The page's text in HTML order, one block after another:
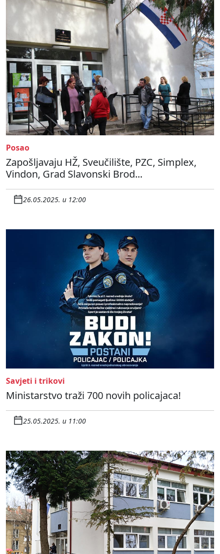
Posao
Zapošljavaju HŽ, Sveučilište, PZC, Simplex,
Vindon, Grad Slavonski Brod...
26.05.2025. u 12:00
Savjeti i trikovi
Ministarstvo traži 700 novih policajaca!
25.05.2025. u 11:00